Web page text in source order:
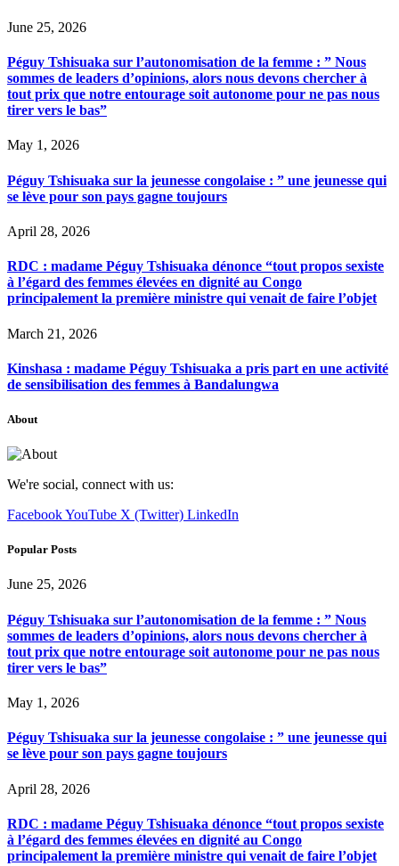
June 25, 2026
Péguy Tshisuaka sur l’autonomisation de la femme : ” Nous
sommes de leaders d’opinions, alors nous devons chercher à
tout prix que notre entourage soit autonome pour ne pas nous
tirer vers le bas”
May 1, 2026
Péguy Tshisuaka sur la jeunesse congolaise : ” une jeunesse qui
se lève pour son pays gagne toujours
April 28, 2026
RDC : madame Péguy Tshisuaka dénonce “tout propos sexiste
à l’égard des femmes élevées en dignité au Congo
principalement la première ministre qui venait de faire l’objet
March 21, 2026
Kinshasa : madame Péguy Tshisuaka a pris part en une activité
de sensibilisation des femmes à Bandalungwa
About
We're social, connect with us:
FacebookYouTube X (Twitter) LinkedIn
Popular Posts
June 25, 2026
Péguy Tshisuaka sur l’autonomisation de la femme : ” Nous
sommes de leaders d’opinions, alors nous devons chercher à
tout prix que notre entourage soit autonome pour ne pas nous
tirer vers le bas”
May 1, 2026
Péguy Tshisuaka sur la jeunesse congolaise : ” une jeunesse qui
se lève pour son pays gagne toujours
April 28, 2026
RDC : madame Péguy Tshisuaka dénonce “tout propos sexiste
à l’égard des femmes élevées en dignité au Congo
principalement la première ministre qui venait de faire l’objet